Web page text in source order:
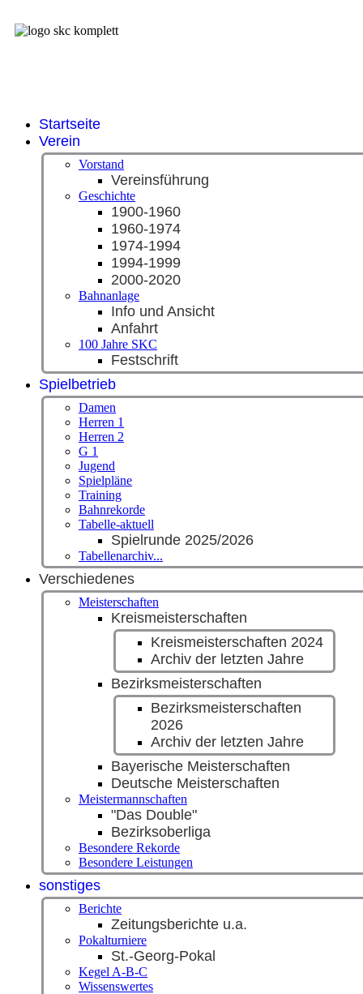
Startseite
Verein
Vorstand
Vereinsführung
Geschichte
1900-1960
1960-1974
1974-1994
1994-1999
2000-2020
Bahnanlage
Info und Ansicht
Anfahrt
100 Jahre SKC
Festschrift
Spielbetrieb
Damen
Herren 1
Herren 2
G 1
Jugend
Spielpläne
Training
Bahnrekorde
Tabelle-aktuell
Spielrunde 2025/2026
Tabellenarchiv...
Verschiedenes
Meisterschaften
Kreismeisterschaften
Kreismeisterschaften 2024
Archiv der letzten Jahre
Bezirksmeisterschaften
Bezirksmeisterschaften
2026
Archiv der letzten Jahre
Bayerische Meisterschaften
Deutsche Meisterschaften
Meistermannschaften
"Das Double"
Bezirksoberliga
Besondere Rekorde
Besondere Leistungen
sonstiges
Berichte
Zeitungsberichte u.a.
Pokalturniere
St.-Georg-Pokal
Kegel A-B-C
Wissenswertes